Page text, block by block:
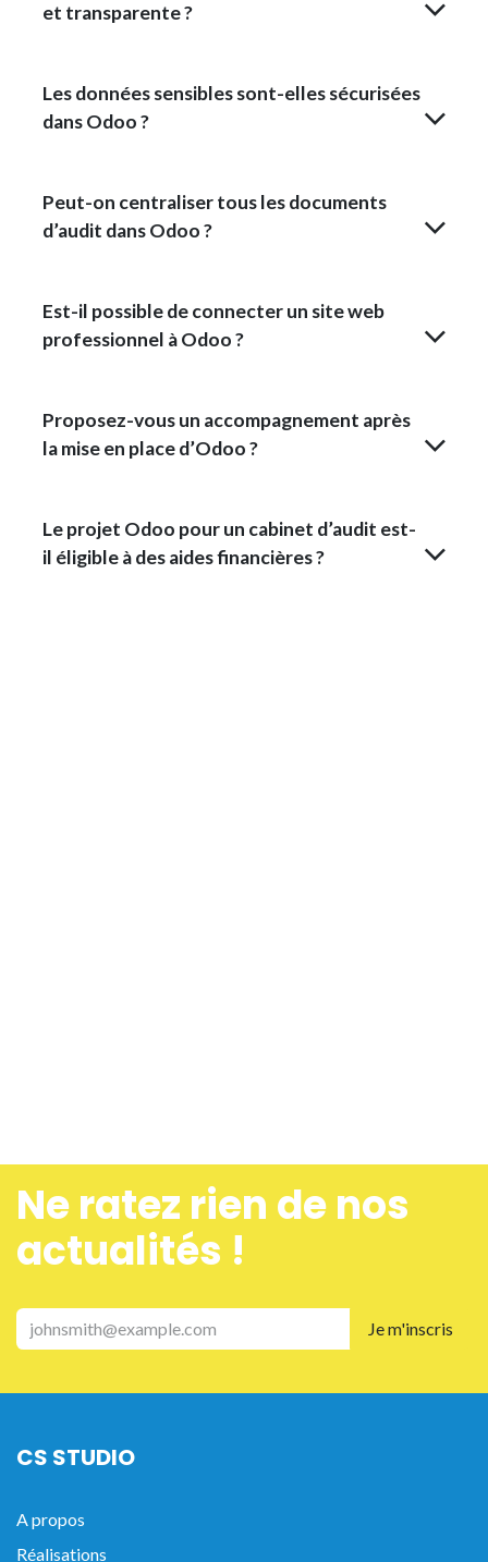
et transparente ?
Les données sensibles sont-elles sécurisées
dans Odoo ?
Peut-on centraliser tous les documents
d’audit dans Odoo ?
Est-il possible de connecter un site web
professionnel à Odoo ?
Proposez-vous un accompagnement après
la mise en place d’Odoo ?
Le projet Odoo pour un cabinet d’audit est-
il éligible à des aides financières ?
Ne ra​tez rien de nos
actualités !
Je m'inscris
CS STUDIO
A propos
Réalisations